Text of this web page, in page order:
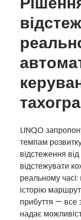
LINQO
темпам
відстеження
відстежувати
реальному
історію
прибуття — все
надає